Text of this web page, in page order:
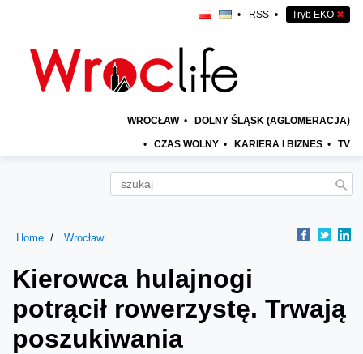
• RSS • Tryb EKO ✖
WROCŁAW • DOLNY ŚLĄSK (AGLOMERACJA)
• CZAS WOLNY • KARIERA I BIZNES • TV
Home Wrocław
Kierowca hulajnogi
potrącił rowerzystę. Trwają
poszukiwania